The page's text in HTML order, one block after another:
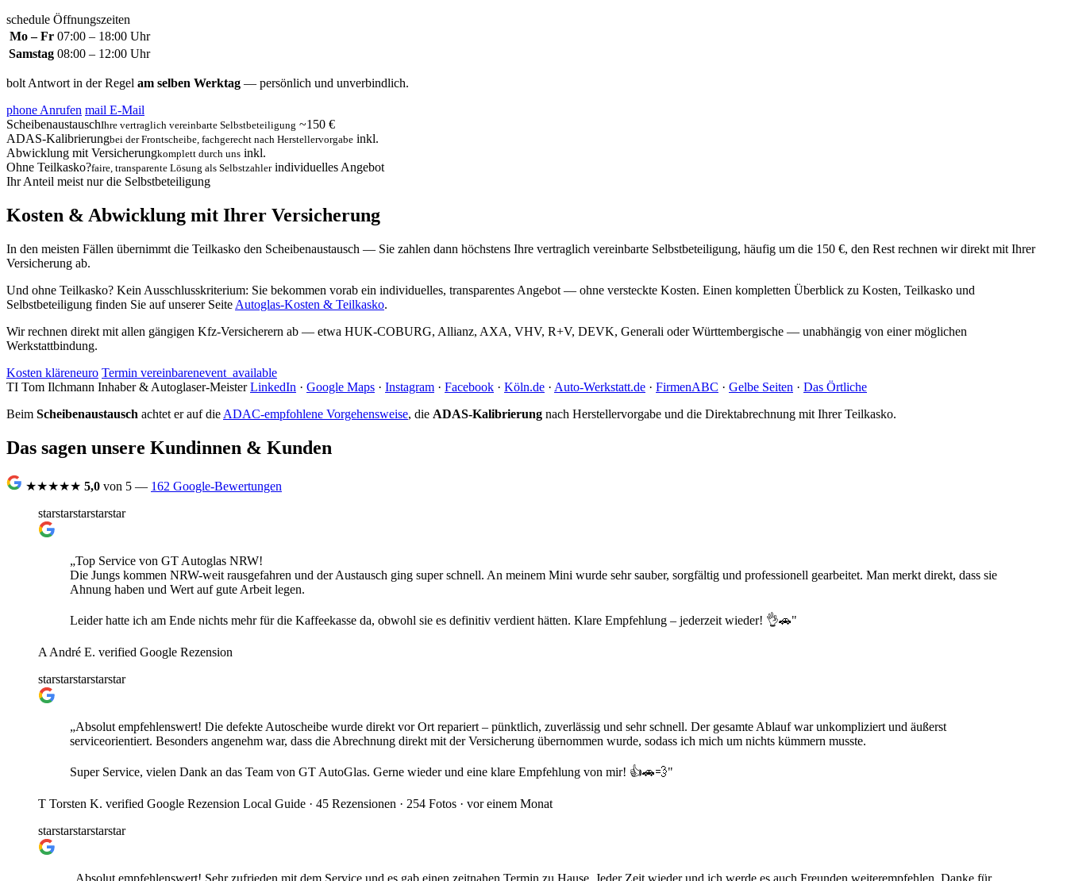
schedule Öffnungszeiten
Mo – Fr 07:00 – 18:00 Uhr
Samstag 08:00 – 12:00 Uhr
bolt Antwort in der Regel am selben Werktag — persönlich und unverbindlich.
phone Anrufen mail E-Mail
ScheibenaustauschIhre vertraglich vereinbarte Selbstbeteiligung ~150 €
ADAS-Kalibrierungbei der Frontscheibe, fachgerecht nach Herstellervorgabe inkl.
Abwicklung mit Versicherungkomplett durch uns inkl.
Ohne Teilkasko?faire, transparente Lösung als Selbstzahler individuelles Angebot
Ihr Anteil meist nur die Selbstbeteiligung
Kosten & Abwicklung mit Ihrer Versicherung
In den meisten Fällen übernimmt die Teilkasko den Scheibenaustausch — Sie zahlen dann höchstens Ihre vertraglich vereinbarte Selbstbeteiligung, häufig um die 150 €, den Rest rechnen wir direkt mit Ihrer
Versicherung ab.
Und ohne Teilkasko? Kein Ausschlusskriterium: Sie bekommen vorab ein individuelles, transparentes Angebot — ohne versteckte Kosten. Einen kompletten Überblick zu Kosten, Teilkasko und
Selbstbeteiligung finden Sie auf unserer Seite Autoglas-Kosten & Teilkasko.
Wir rechnen direkt mit allen gängigen Kfz-Versicherern ab — etwa HUK-COBURG, Allianz, AXA, VHV, R+V, DEVK, Generali oder Württembergische — unabhängig von einer möglichen
Werkstattbindung.
Kosten kläreneuro Termin vereinbarenevent_available
TI Tom Ilchmann Inhaber & Autoglaser-Meister LinkedIn · Google Maps · Instagram · Facebook · Köln.de · Auto-Werkstatt.de · FirmenABC · Gelbe Seiten · Das Örtliche
Beim Scheibenaustausch achtet er auf die ADAC-empfohlene Vorgehensweise, die ADAS-Kalibrierung nach Herstellervorgabe und die Direktabrechnung mit Ihrer Teilkasko.
Das sagen unsere Kundinnen & Kunden
★★★★★ 5,0 von 5 — 162 Google-Bewertungen
starstarstarstarstar
„Top Service von GT Autoglas NRW!
Die Jungs kommen NRW-weit rausgefahren und der Austausch ging super schnell. An meinem Mini wurde sehr sauber, sorgfältig und professionell gearbeitet. Man merkt direkt, dass sie
Ahnung haben und Wert auf gute Arbeit legen.
Leider hatte ich am Ende nichts mehr für die Kaffeekasse da, obwohl sie es definitiv verdient hätten. Klare Empfehlung – jederzeit wieder! 👌🚗"
A André E. verified Google Rezension
starstarstarstarstar
„Absolut empfehlenswert! Die defekte Autoscheibe wurde direkt vor Ort repariert – pünktlich, zuverlässig und sehr schnell. Der gesamte Ablauf war unkompliziert und äußerst
serviceorientiert. Besonders angenehm war, dass die Abrechnung direkt mit der Versicherung übernommen wurde, sodass ich mich um nichts kümmern musste.
Super Service, vielen Dank an das Team von GT AutoGlas. Gerne wieder und eine klare Empfehlung von mir! 👍🚗💨"
T Torsten K. verified Google Rezension Local Guide · 45 Rezensionen · 254 Fotos · vor einem Monat
starstarstarstarstar
„Absolut empfehlenswert! Sehr zufrieden mit dem Service und es gab einen zeitnahen Termin zu Hause. Jeder Zeit wieder und ich werde es auch Freunden weiterempfehlen. Danke für